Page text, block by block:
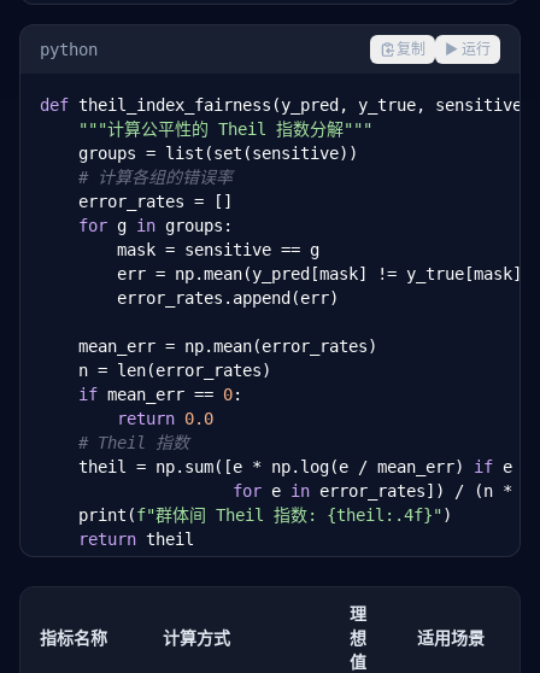
python 复制 ▶ 运行
def theil_index_fairness(y_pred, y_true, sensitive,
"""计算公平性的 Theil 指数分解"""
    groups = list(set(sensitive))
# 计算各组的错误率
    error_rates = []
for g in groups:
        mask = sensitive == g
        err = np.mean(y_pred[mask] != y_true[mask])
        error_rates.append(err)
    mean_err = np.mean(error_rates)
    n = len(error_rates)
if mean_err == 0:
return 0.0
# Theil 指数
    theil = np.sum([e * np.log(e / mean_err)
if e >
for e in error_rates]) / (n *
    print(
f"群体间 Theil 指数: {theil:.4f}")
return theil
指标名称 计算方式
理
想
值
适用场景